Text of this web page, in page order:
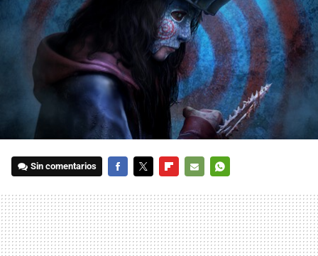
Sin comentarios
MAIL